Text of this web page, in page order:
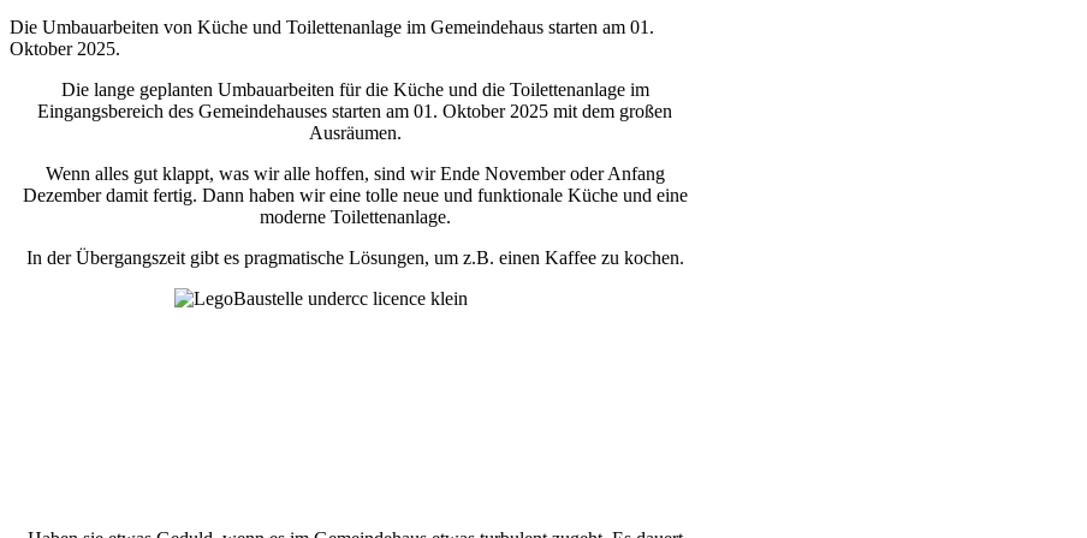
Die Umbauarbeiten von Küche und Toilettenanlage im Gemeindehaus starten am 01.
Oktober 2025.
Die lange geplanten Umbauarbeiten für die Küche und die Toilettenanlage im
Eingangsbereich des Gemeindehauses starten am 01. Oktober 2025 mit dem großen
Ausräumen.
Wenn alles gut klappt, was wir alle hoffen, sind wir Ende November oder Anfang
Dezember damit fertig. Dann haben wir eine tolle neue und funktionale Küche und eine
moderne Toilettenanlage.
In der Übergangszeit gibt es pragmatische Lösungen, um z.B. einen Kaffee zu kochen.